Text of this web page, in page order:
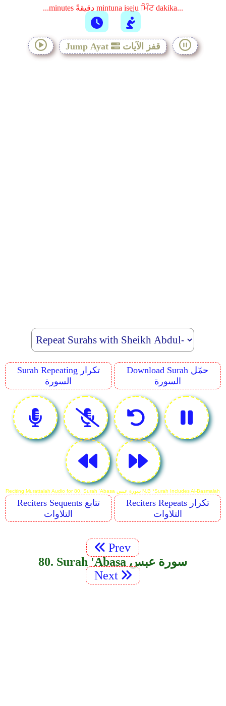
...minutes دقيقةً mintuna isẹju ਮਿੰਟ dakika...
Jump Ayat قفز الآيات
Surah Repeating تكرار
السورة
Download Surah حمّل
السورة
Reciting Murattalah Audio for 80. Surah 'Abasa سورة عبس N.B *Surah Includes Al-Basmalah
Reciters Sequents تتابع
التلاوات
Reciters Repeats تكرار
التلاوات
Prev
80. Surah 'Abasa سورة عبس
Next